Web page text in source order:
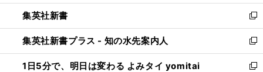
開
く
ウ
で
開
く
ウ
ィ
ン
ド
ウ
で
し
い
ウ
ィ
ン
ド
集英社新書
新
し
い
ウ
ィ
集英社新書プラス - 知の水先案内人
新
し
い
1日5分で、明日は変わる よみタイ yomitai
新